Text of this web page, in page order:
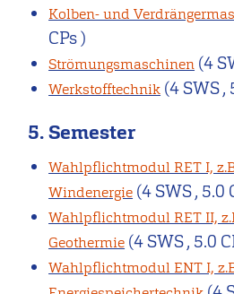
Kolben- und
CPs )
Strömungsmaschinen (4
Werkstofftechnik (4 SWS ,
5. Semester
Wahlpflichtmodul RET I,
Windenergie (4 SWS , 5.0
Wahlpflichtmodul RET II,
Geothermie (4 SWS , 5.0
Wahlpflichtmodul ENT I,